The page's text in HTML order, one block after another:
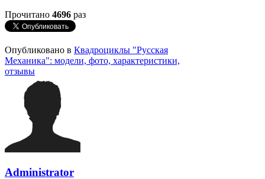
Прочитано 4696 раз
Опубликовано в Квадроциклы "Русская
Механика": модели, фото, характеристики,
отзывы
Administrator